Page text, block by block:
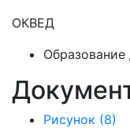
ОКВЕД
Образование
Рисунок (8)